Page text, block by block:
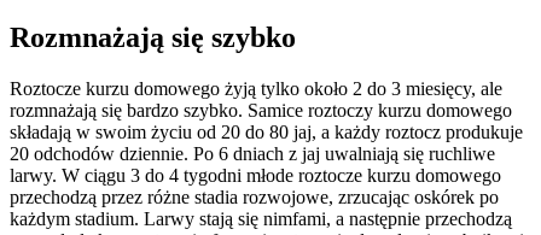
Rozmnażają się szybko
Roztocze kurzu domowego żyją tylko około 2 do 3 miesięcy, ale
rozmnażają się bardzo szybko. Samice roztoczy kurzu domowego
składają w swoim życiu od 20 do 80 jaj, a każdy roztocz produkuje
20 odchodów dziennie. Po 6 dniach z jaj uwalniają się ruchliwe
larwy. W ciągu 3 do 4 tygodni młode roztocze kurzu domowego
przechodzą przez różne stadia rozwojowe, zrzucając oskórek po
każdym stadium. Larwy stają się nimfami, a następnie przechodzą